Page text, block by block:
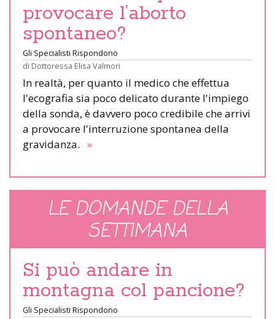
provocare l’aborto
spontaneo?
Gli Specialisti Rispondono
di Dottoressa Elisa Valmori
In realtà, per quanto il medico che effettua
l'ecografia sia poco delicato durante l'impiego
della sonda, è davvero poco credibile che arrivi
a provocare l'interruzione spontanea della
gravidanza. »
LE DOMANDE DELLA
SETTIMANA
Si può andare in
montagna col pancione?
Gli Specialisti Rispondono